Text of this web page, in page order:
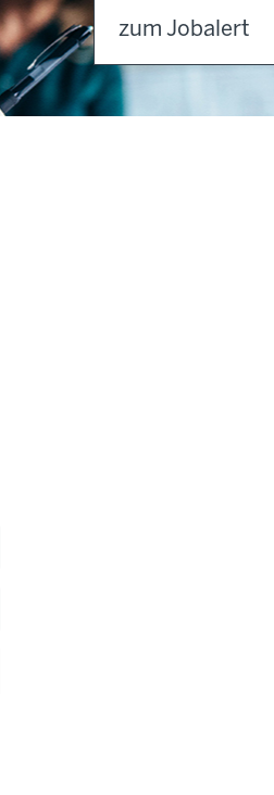
zum Jobalert